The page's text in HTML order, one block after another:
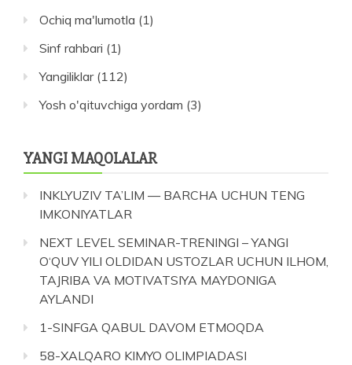
Ochiq ma'lumotla (1)
Sinf rahbari (1)
Yangiliklar(112)
Yosh o'qituvchiga yordam (3)
YANGI MAQOLALAR
INKLYUZIV TA’LIM — BARCHA UCHUN TENG
IMKONIYATLAR
NEXT LEVEL SEMINAR-TRENINGI – YANGI
O‘QUV YILI OLDIDAN USTOZLAR UCHUN ILHOM,
TAJRIBA VA MOTIVATSIYA MAYDONIGA
AYLANDI
1-SINFGA QABUL DAVOM ETMOQDA
58-XALQARO KIMYO OLIMPIADASI